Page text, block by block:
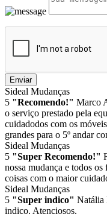
Enviar
Sideal Mudanças
5 "Recomendo!" Marco
o serviço prestado pela
cuidadodos com os
grandes para o 5º andar
Sideal Mudanças
5 "Super Recomendo!"
nossa mudança e todos
coisas com o maior
Sideal Mudanças
5 "Super indico" Natália
indico. Atenciosos.